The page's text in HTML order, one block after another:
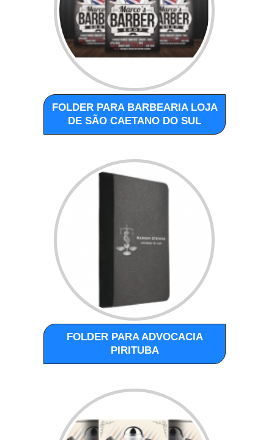
FOLDER PARA BARBEARIA LOJA
DE SÃO CAETANO DO SUL
FOLDER PARA ADVOCACIA
PIRITUBA